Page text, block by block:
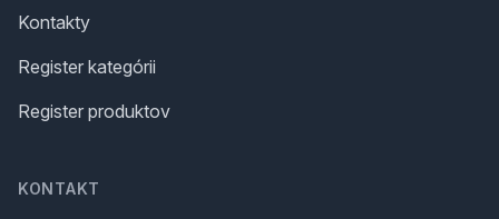
Kontakty
Register kategórii
Register produktov
KONTAKT